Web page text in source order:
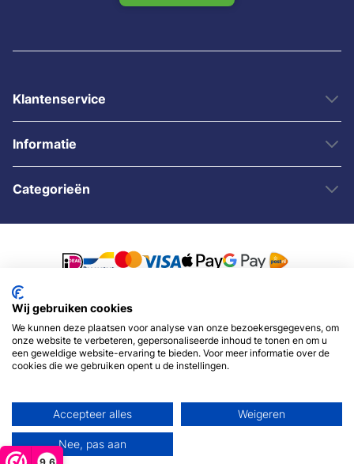
9,6
Klantenservice
Informatie
Categorieën
Wij gebruiken cookies
We kunnen deze plaatsen voor analyse van onze bezoekersgegevens, om
onze website te verbeteren, gepersonaliseerde inhoud te tonen en om u
een geweldige website-ervaring te bieden. Voor meer informatie over de
cookies die we gebruiken opent u de instellingen.
Accepteer alles Weigeren
Nee, pas aan